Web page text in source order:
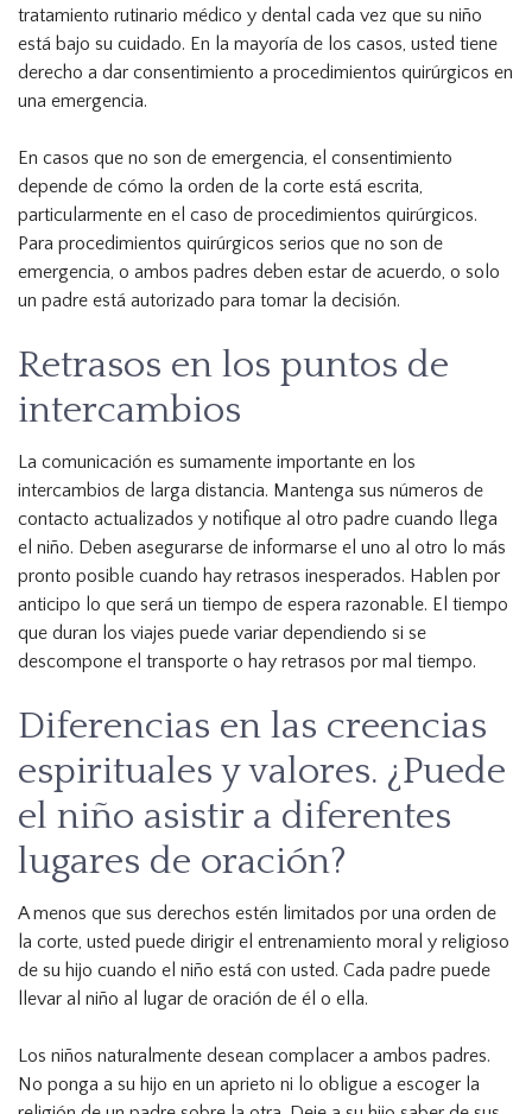
tratamiento rutinario médico y dental cada vez que su niño
está bajo su cuidado. En la mayoría de los casos, usted tiene
derecho a dar consentimiento a procedimientos quirúrgicos en
una emergencia.
En casos que no son de emergencia, el consentimiento
depende de cómo la orden de la corte está escrita,
particularmente en el caso de procedimientos quirúrgicos.
Para procedimientos quirúrgicos serios que no son de
emergencia, o ambos padres deben estar de acuerdo, o solo
un padre está autorizado para tomar la decisión.
Retrasos en los puntos de
intercambios
La comunicación es sumamente importante en los
intercambios de larga distancia. Mantenga sus números de
contacto actualizados y notifique al otro padre cuando llega
el niño. Deben asegurarse de informarse el uno al otro lo más
pronto posible cuando hay retrasos inesperados. Hablen por
anticipo lo que será un tiempo de espera razonable. El tiempo
que duran los viajes puede variar dependiendo si se
descompone el transporte o hay retrasos por mal tiempo.
Diferencias en las creencias
espirituales y valores. ¿Puede
el niño asistir a diferentes
lugares de oración?
A menos que sus derechos estén limitados por una orden de
la corte, usted puede dirigir el entrenamiento moral y religioso
de su hijo cuando el niño está con usted. Cada padre puede
llevar al niño al lugar de oración de él o ella.
Los niños naturalmente desean complacer a ambos padres.
No ponga a su hijo en un aprieto ni lo obligue a escoger la